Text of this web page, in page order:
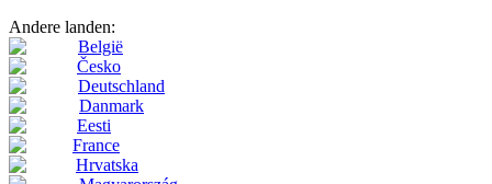
Andere landen:
België
Česko
Deutschland
Danmark
Eesti
France
Hrvatska